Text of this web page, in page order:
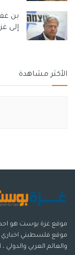
بن
إلى
الأكثر مشاهدة
موقع فلسطيني اخباري
والعالم العربي والدولي